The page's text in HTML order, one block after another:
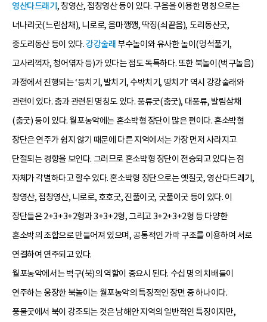
영산다드래기 , 창영산, 접창영산 등이 있다. 구음을 이용한 명칭으로는
너나리굿(느린삼채), 니로로, 음마깽깽, 딱징(쇠끝음), 도리동산굿,
중도리동산 등이 있다.강강술래 부수놀이와 유사한 놀이(멍석풀기,
고사리꺽자, 청어엮자 등)가 있다는 점도 독특하다. 또한 북놀이(벅구놀음)
과정에서 진행되는 ‘등치기, 발치기, 수박치기, 땅치기’ 역시 강강술래와
관련이 있다. 춤과 관련된 명칭도 있다. 풍류굿(춤굿), 대풍류, 발림삼채
(춤굿) 등이 있다. 월포농악에는 혼소박형 장단이 많은 편이다. 혼소박형
장단은 연주가 쉽지 않기 때문에 다른 지역에서는 가장 먼저 사라지고
단절되는 경향을 보인다. 그러므로 혼소박형 장단이 전승되고 있다는 점
자체가 각별하다고 할수 있다. 혼소박형 장단으로는 옛질굿, 영산다드래기,
창영산, 접창영산, 니로로, 호호굿, 진풀이굿, 굿풀이굿 등이 있다. 이
장단들은 2+3+3+2형과 3+3+2형, 그리고 3+2+3+2형 등 다양한
혼소박의 조합으로 만들어져 있으며, 공통적인 가락 구조를 이용하여 서로
연결하여 연주되고 있다.
월포농악에서는 벅구(북)의 역할이 중요시 된다. 수십 명의 치배들이
연주하는 웅장한 북놀이는 월포농악의 특징적인 장면 중 하나이다.
풍물굿에서 북이 강조되는 것은 남해안 지역의 일반적인 특징이지만,